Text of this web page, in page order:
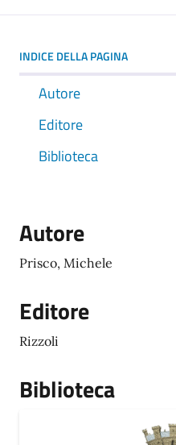
INDICE DELLA PAGINA
Autore
Editore
Biblioteca
Autore
Prisco, Michele
Editore
Rizzoli
Biblioteca